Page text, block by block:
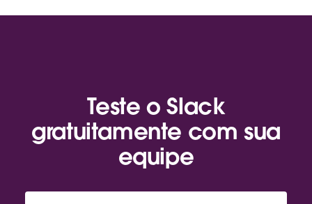
Teste o Slack
gratuitamente com sua
equipe